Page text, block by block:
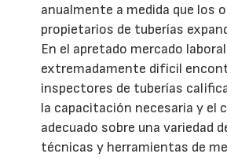
anualmente a medida que los
propietarios de tuberías
En el apretado mercado
extremadamente difícil
inspectores de tuberías
la capacitación necesaria y el
adecuado sobre una variedad
técnicas y herramientas de